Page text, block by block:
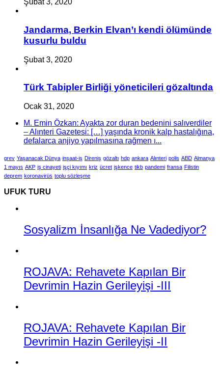
Şubat 3, 2020
Jandarma, Berkin Elvan’ı kendi ölümünde
kusurlu buldu
Şubat 3, 2020
Türk Tabipler Birliği yöneticileri gözaltında
Ocak 31, 2020
M. Emin Özkan: Ayakta zor duran bedenini salıverdiler
– Alınteri Gazetesi: […] yaşında kronik kalp hastalığına,
defalarca anjiyo yapılmasına rağmen ı...
grev Yaşanacak Dünya inşaat-iş Direniş gözaltı hdp ankara Alınteri polis ABD Almanya
1 mayıs AKP iş cinayeti işçi kıyımı kriz ücret işkence tikb pandemi fransa Filistin
deprem koronavirüs toplu sözleşme
UFUK TURU
Sosyalizm İnsanlığa Ne Vadediyor?
ROJAVA: Rehavete Kapılan Bir
Devrimin Hazin Gerileyişi -III
ROJAVA: Rehavete Kapılan Bir
Devrimin Hazin Gerileyişi -II